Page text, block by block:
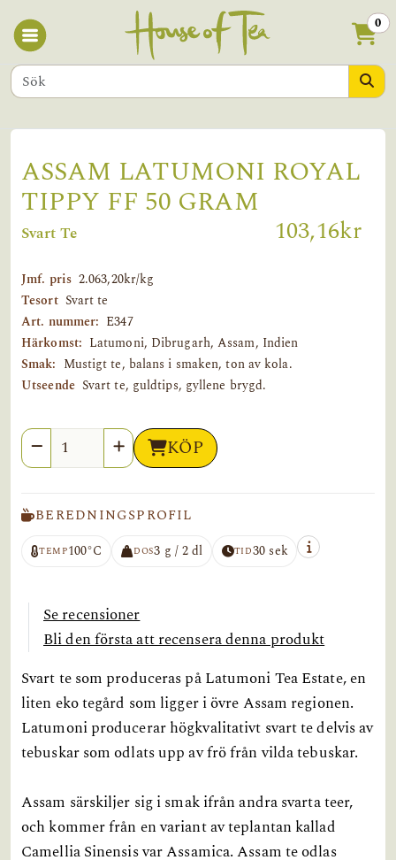
0
ASSAM LATUMONI ROYAL
TIPPY FF 50 GRAM
Svart Te 103,16kr
Jmf. pris 2.063,20kr/kg
Tesort Svart te
Art. nummer: E347
Härkomst: Latumoni, Dibrugarh, Assam, Indien
Smak: Mustigt te, balans i smaken, ton av kola.
Utseende Svart te, guldtips, gyllene brygd.
Antal KÖP
BEREDNINGSPROFIL
TEMP100°C DOS3 g / 2 dl TID30 sek
Se recensioner
Bli den första att recensera denna produkt
Svart te som produceras på Latumoni Tea Estate, en
liten eko tegård som ligger i övre Assam regionen.
Latumoni producerar högkvalitativt svart te delvis av
tebuskar som odlats upp av frö från vilda tebuskar.
Assam särskiljer sig i smak ifrån andra svarta teer,
och kommer från en variant av teplantan kallad
Camellia Sinensis var Assamica. Assam te odlas